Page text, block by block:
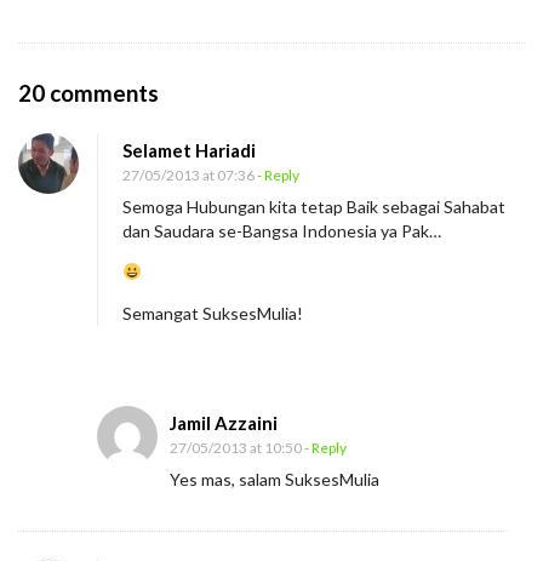
20 comments
S
l
g
Selamet Hariadi
27/05/2013 at 07:36- Reply
Semoga Hubungan kita tetap Baik sebagai Sahabat
dan Saudara se-Bangsa Indonesia ya Pak…
Semangat SuksesMulia!
Jamil Azzaini
27/05/2013 at 10:50- Reply
Yes mas, salam SuksesMulia